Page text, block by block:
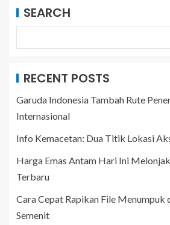
SEARCH
RECENT POSTS
Garuda Indonesia Tambah Rute
Internasional
Info Kemacetan: Dua Titik Lokasi
Harga Emas Antam Hari Ini
Terbaru
Cara Cepat Rapikan File Menumpuk
Semenit